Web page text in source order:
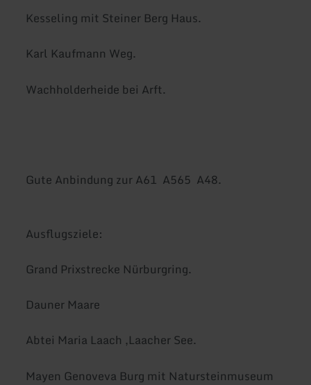
Kesseling mit Steiner Berg Haus.
Karl Kaufmann Weg.
Wachholderheide bei Arft.
Gute Anbindung zur A61 A565 A48.
Ausflugsziele:
Grand Prixstrecke Nürburgring.
Dauner Maare
Abtei Maria Laach ,Laacher See.
Mayen Genoveva Burg mit Natursteinmuseum